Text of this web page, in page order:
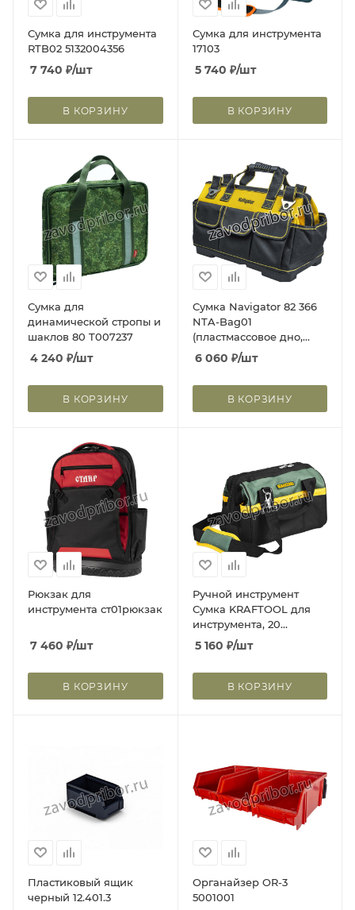
Сумка для инструмента
RTB02 5132004356
7 740 ₽/шт
В КОРЗИНУ
Сумка для инструмента
17103
5 740 ₽/шт
В КОРЗИНУ
Сумка для
динамической стропы и
шаклов 80 T007237
4 240 ₽/шт
В КОРЗИНУ
Сумка Navigator 82 366
NTA-Bag01
(пластмассовое дно,
420*230*290 мм)
6 060 ₽/шт
В КОРЗИНУ
Рюкзак для
инструмента ст01рюкзак
7 460 ₽/шт
В КОРЗИНУ
Ручной инструмент
Сумка KRAFTOOL для
инструмента, 20
карманов, 12" 38712-
5 160 ₽/шт
В КОРЗИНУ
Пластиковый ящик
черный 12.401.3
Органайзер OR-3
5001001